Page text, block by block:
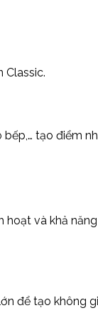
Classic.
tạo điểm
và khả
để tạo không